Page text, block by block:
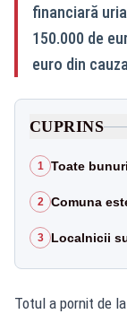
financiară
150.000 de
euro din
CUPRINS
1 Toate
2 Comuna
3 Localnicii
Totul a pornit de